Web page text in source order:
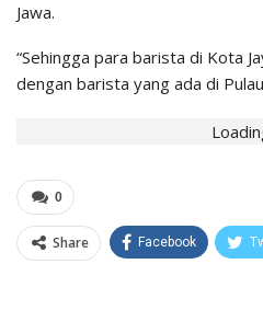
Jawa.
“Sehingga para barista di Kota
dengan barista yang ada di
0
Share Facebook